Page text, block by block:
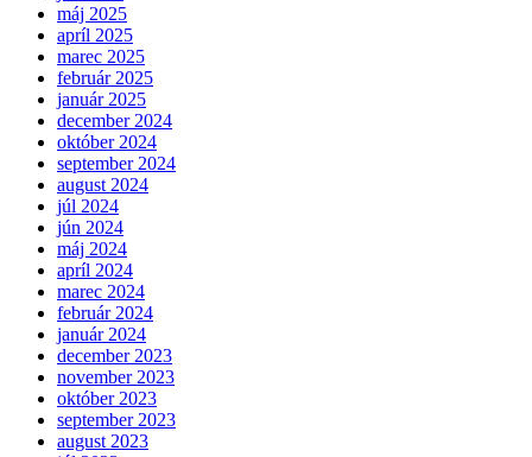
máj 2025
apríl 2025
marec 2025
február 2025
január 2025
december 2024
október 2024
september 2024
august 2024
júl 2024
jún 2024
máj 2024
apríl 2024
marec 2024
február 2024
január 2024
december 2023
november 2023
október 2023
september 2023
august 2023